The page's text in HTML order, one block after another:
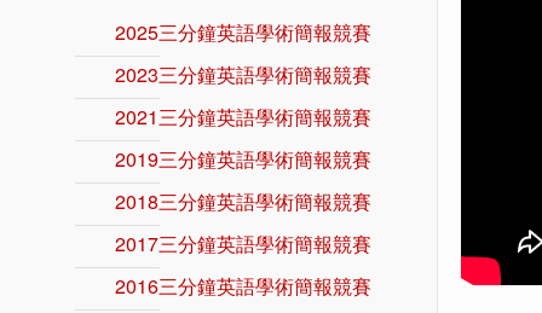
2025三分鐘英語學術簡報競賽
2023三分鐘英語學術簡報競賽
2021三分鐘英語學術簡報競賽
2019三分鐘英語學術簡報競賽
2018三分鐘英語學術簡報競賽
2017三分鐘英語學術簡報競賽
2016三分鐘英語學術簡報競賽